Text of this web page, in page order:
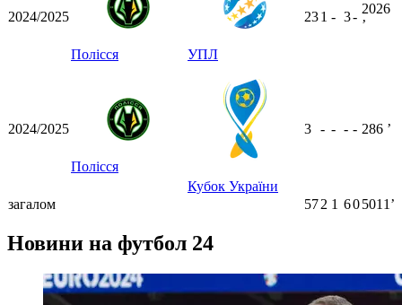
2024/2025
Полісся УПЛ
231 - 3-
2026
ʼ
2024/2025
Полісся
Кубок України
3 - - - - 286 ʼ
загалом 572 1 605011ʼ
Новини на футбол 24